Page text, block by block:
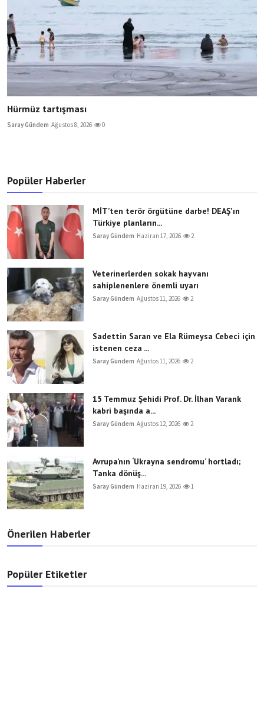
Hürmüz tartışması
Saray Gündem Ağustos 8, 2026 0
Popüler Haberler
MİT’ten terör örgütüne darbe! DEAŞ'ın
Türkiye planların...
Saray Gündem Haziran 17, 2026 2
Veterinerlerden sokak hayvanı
sahiplenenlere önemli uyarı
Saray Gündem Ağustos 11, 2026 2
Sadettin Saran ve Ela Rümeysa Cebeci için
istenen ceza ...
Saray Gündem Ağustos 11, 2026 2
15 Temmuz Şehidi Prof. Dr. İlhan Varank
kabri başında a...
Saray Gündem Ağustos 12, 2026 2
Avrupa’nın ‘Ukrayna sendromu’ hortladı;
Tanka dönüş...
Saray Gündem Haziran 19, 2026 1
Önerilen Haberler
Popüler Etiketler